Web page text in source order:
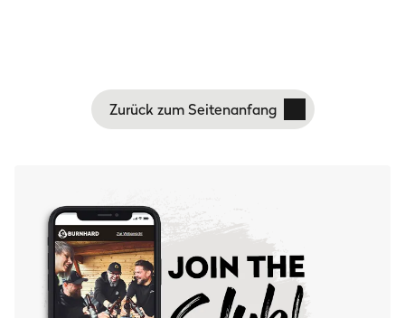
Zurück zum Seitenanfang